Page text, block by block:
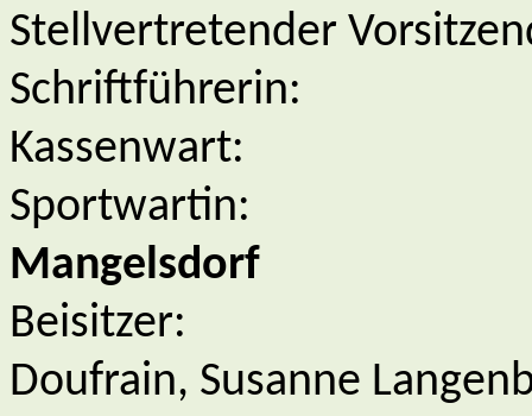
Stellvertretender
Schriftführerin:
Kassenwart:
Sportwartin:
Mangelsdorf
Beisitzer:
Doufrain, Susanne